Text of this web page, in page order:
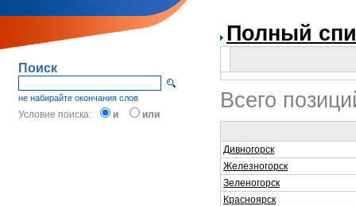
Поиск
не набирайте окончания слов
Условие поиска: и или
Полный
Всего
Дивногорск
Железногорск
Зеленогорск
Красноярск